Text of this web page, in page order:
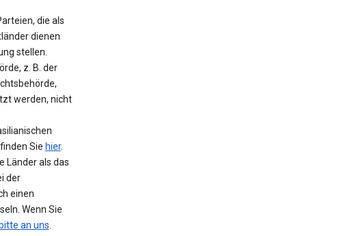
die als
dienen
stellen.
z. B. der
werden, nicht
Sie hier.
Länder als das
der
einen
Wenn Sie
an uns.